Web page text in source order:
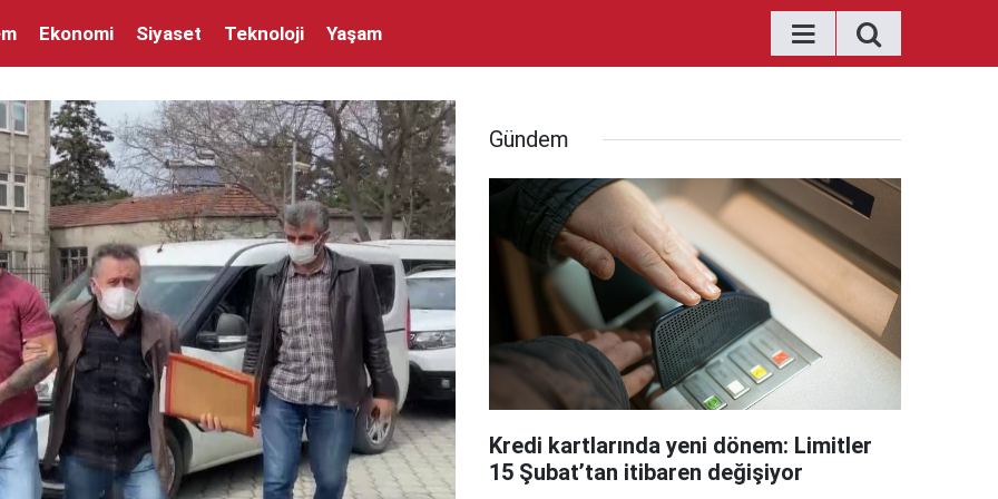
Ekonomi Siyaset Teknoloji Yaşam
Gündem
Kredi kartlarında yeni dönem: Limitler
15 Şubat’tan itibaren değişiyor